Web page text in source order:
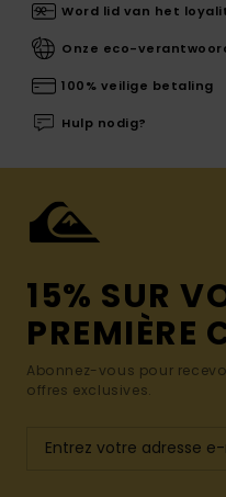
Word lid van het
Onze eco-
100% veilige betaling
Hulp nodig?
15% SUR
PREMIÈRE
Abonnez-vous pour
offres exclusives.